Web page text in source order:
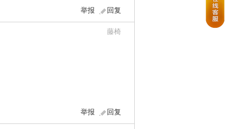
回复
举报
藤椅
回复
举报